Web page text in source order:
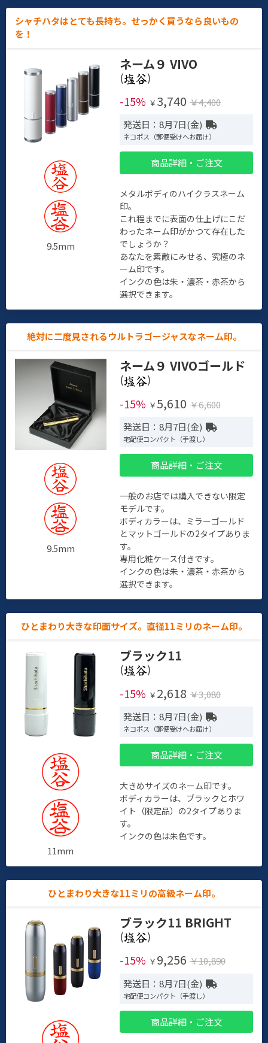
シャチハタはとても長持ち。せっかく買うなら良いもの
を！
9.5mm
ネーム９ VIVO
(
)
-15% ￥ 3,740 ￥4,400
発送日：8月7日(金)
ネコポス（郵便受けへお届け）
商品詳細・ご注文
メタルボディのハイクラスネーム
印。
これ程までに表面の仕上げにこだ
わったネーム印がかつて存在した
でしょうか？
あなたを素敵にみせる、究極のネ
ーム印です。
インクの色は朱・濃茶・赤茶から
選択できます。
絶対に二度見されるウルトラゴージャスなネーム印。
9.5mm
ネーム９ VIVOゴールド
(
)
-15% ￥ 5,610 ￥6,600
発送日：8月7日(金)
宅配便コンパクト（手渡し）
商品詳細・ご注文
一般のお店では購入できない限定
モデルです。
ボディカラーは、ミラーゴールド
とマットゴールドの2タイプありま
す。
専用化粧ケース付きです。
インクの色は朱・濃茶・赤茶から
選択できます。
ひとまわり大きな印面サイズ。直径11ミリのネーム印。
11mm
ブラック11
(
)
-15% ￥ 2,618 ￥3,080
発送日：8月7日(金)
ネコポス（郵便受けへお届け）
商品詳細・ご注文
大きめサイズのネーム印です。
ボディカラーは、ブラックとホワ
イト（限定品）の2タイプありま
す。
インクの色は朱色です。
ひとまわり大きな11ミリの高級ネーム印。
ブラック11 BRIGHT
(
)
-15% ￥ 9,256 ￥10,890
発送日：8月7日(金)
宅配便コンパクト（手渡し）
商品詳細・ご注文